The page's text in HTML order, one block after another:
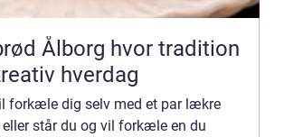
hvor tradition
hverdag
forkæle dig selv med et par lækre
eller står du og vil forkæle en du